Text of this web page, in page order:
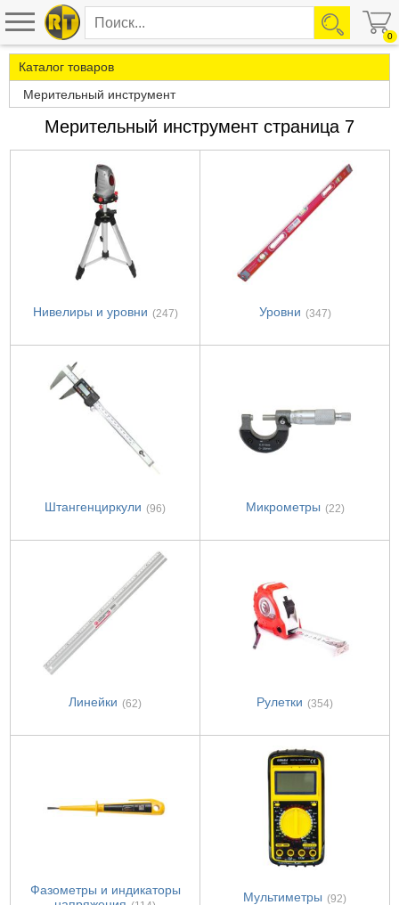
0
Каталог товаров
Мерительный инструмент
Мерительный инструмент страница 7
Нивелиры и уровни (247) Уровни (347)
Штангенциркули (96) Микрометры (22)
Линейки (62) Рулетки (354)
Фазометры и индикаторы
Мультиметры (92)